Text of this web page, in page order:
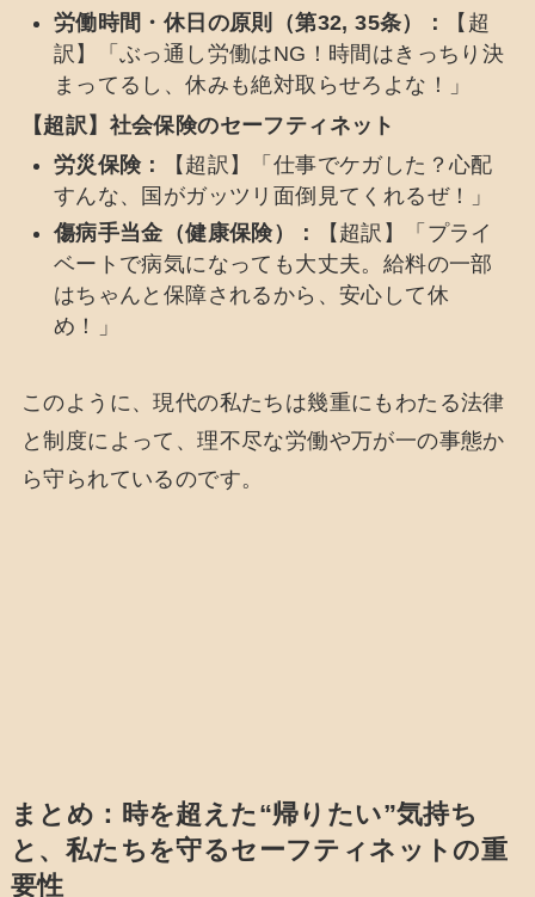
労働時間・休日の原則（第32, 35条）：
【超
訳】「ぶっ通し労働はNG！時間はきっちり決
まってるし、休みも絶対取らせろよな！」
【超訳】社会保険のセーフティネット
労災保険：
【超訳】「仕事でケガした？心配
すんな、国がガッツリ面倒見てくれるぜ！」
傷病手当金（健康保険）：
【超訳】「プライ
ベートで病気になっても大丈夫。給料の一部
はちゃんと保障されるから、安心して休
め！」
このように、現代の私たちは幾重にもわたる法律
と制度によって、理不尽な労働や万が一の事態か
ら守られているのです。
まとめ：時を超えた“帰りたい”気持ち
と、私たちを守るセーフティネットの重
要性